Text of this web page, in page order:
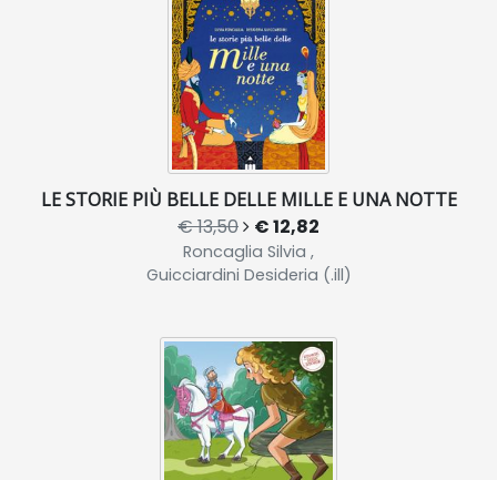
LE STORIE PIÙ BELLE DELLE MILLE E UNA NOTTE
€ 13,50 € 12,82
Roncaglia Silvia ,
Guicciardini Desideria (.ill)